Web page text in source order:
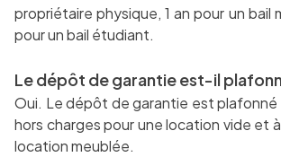
propriétaire physique, 1 an pour un bail
pour un bail étudiant.
Le dépôt de garantie est-il
Oui. Le dépôt de garantie est plafonné
hors charges pour une location vide et
location meublée.